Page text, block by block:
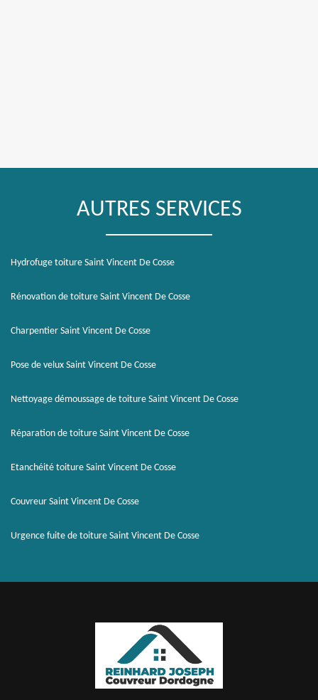
AUTRES SERVICES
Hydrofuge toiture Saint Vincent De Cosse
Rénovation de toiture Saint Vincent De Cosse
Charpentier Saint Vincent De Cosse
Pose de velux Saint Vincent De Cosse
Nettoyage démoussage de toiture Saint Vincent De Cosse
Réparation de toiture Saint Vincent De Cosse
Etanchéité toiture Saint Vincent De Cosse
Couvreur Saint Vincent De Cosse
Urgence fuite de toiture Saint Vincent De Cosse